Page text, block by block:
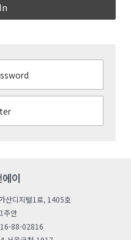
이
산디지털1로, 1405호
주안
88-02816